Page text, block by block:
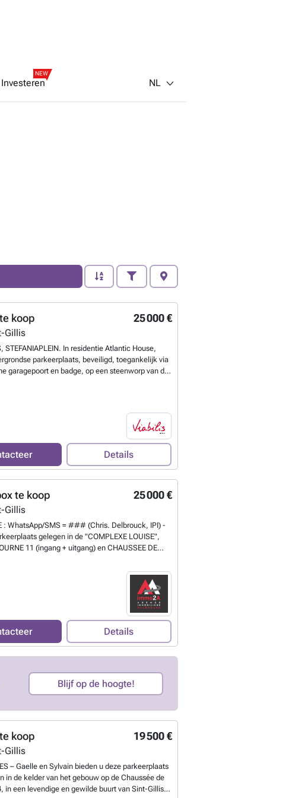
Investeren
NEW
NL
25 000 €
koop
Gillis
STEFANIAPLEIN. In residentie Atlantic House,
parkeerplaats, beveiligd, toegankelijk via
garagepoort en badge, op een steenworp van de
Details
25 000 €
te koop
Gillis
: WhatsApp/SMS = ### (Chris. Delbrouck, IPI) -
gelegen in de "COMPLEXE LOUISE",
11 (ingang + uitgang) en CHAUSSEE DE
STEPHANIE, Rue du BAILLI... Huur =
Huurtermijn = 1 jaar. Bezoek, info : SMS/WhatsApp
Details
Blijf op de hoogte!
19 500 €
koop
Gillis
– Gaelle en Sylvain bieden u deze parkeerplaats
in de kelder van het gebouw op de Chaussée de
in een levendige en gewilde buurt van Sint-Gillis.